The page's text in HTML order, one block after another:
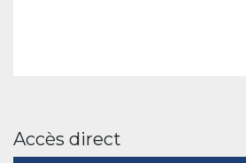
Accès direct